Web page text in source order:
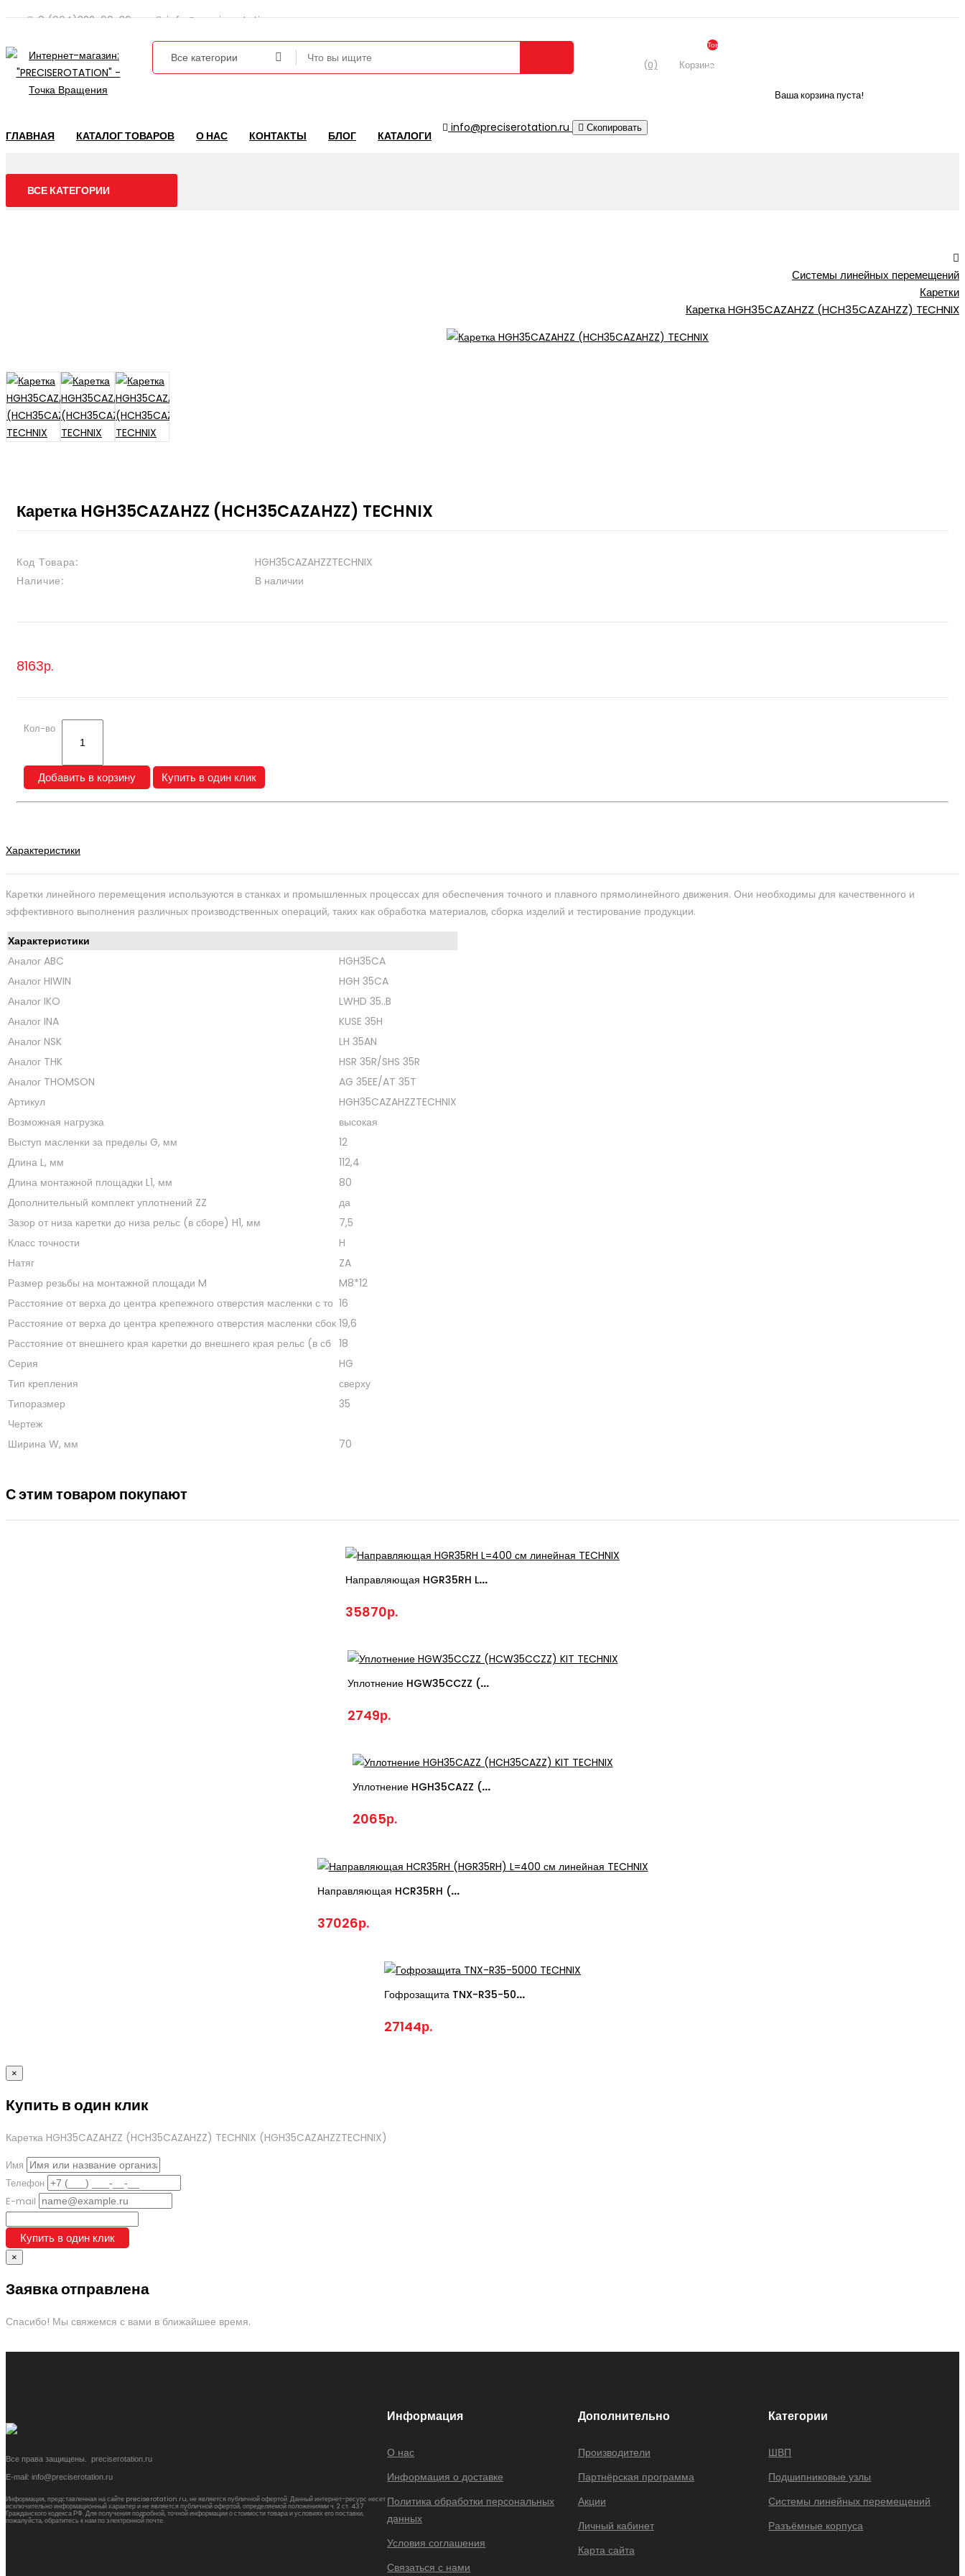
8 (964)332-99-36 info@preciserotation.ru
Корзина
Товаров:
(По
Ваша корзина пуста!
Сравнение (0)
ВСЕ КАТЕГОРИИ
ГЛАВНАЯ КАТАЛОГ ТОВАРОВ О НАС КОНТАКТЫ БЛОГ КАТАЛОГИ
info@preciserotation.ru Скопировать
Системы линейных перемещений
Каретки
Каретка HGH35CAZAHZZ (HCH35CAZAHZZ) TECHNIX
Каретка HGH35CAZAHZZ (HCH35CAZAHZZ) TECHNIX
Код Товара:
HGH35CAZAHZZTECHNIX
Наличие:
В наличии
8163р.
Кол-во
Добавить в корзину Купить в один клик
Характеристики
Каретки линейного перемещения используются в станках и промышленных процессах для обеспечения точного и плавного прямолинейного движения. Они необходимы для качественного и
эффективного выполнения различных производственных операций, таких как обработка материалов, сборка изделий и тестирование продукции.
Характеристики
Аналог ABC
HGH35CA
Аналог HIWIN
HGH 35CA
Аналог IKO
LWHD 35..B
Аналог INA
KUSE 35H
Аналог NSK
LH 35AN
Аналог THK
HSR 35R/SHS 35R
Аналог THOMSON
AG 35EE/AT 35T
Артикул
HGH35CAZAHZZTECHNIX
Возможная нагрузка
высокая
Выступ масленки за пределы G, мм
12
Длина L, мм
112,4
Длина монтажной площадки L1, мм
80
Дополнительный комплект уплотнений ZZ
да
Зазор от низа каретки до низа рельс (в сборе) H1, мм
7,5
Класс точности
H
Натяг
ZA
Размер резьбы на монтажной площади M
M8*12
Расстояние от верха до центра крепежного отверстия масленки с то 16
Расстояние от верха до центра крепежного отверстия масленки сбок 19,6
Расстояние от внешнего края каретки до внешнего края рельс (в сб 18
Серия
HG
Тип крепления
сверху
Типоразмер
35
Чертеж
Ширина W, мм
70
С этим товаром покупают
Направляющая HGR35RH L=400 См Линейная TECHNIX
35870р.
Уплотнение HGW35CCZZ (HCW35CCZZ) KIT TECHNIX
2749р.
Уплотнение HGH35CAZZ (HCH35CAZZ) KIT TECHNIX
2065р.
Направляющая HCR35RH (HGR35RH) L=400 См Линейная TECHNIX
37026р.
Гофрозащита TNX-R35-5000 TECHNIX
27144р.
×
Купить в один клик
Каретка HGH35CAZAHZZ (HCH35CAZAHZZ) TECHNIX (HGH35CAZAHZZTECHNIX)
Имя
Телефон
E-mail
Купить в один клик
×
Заявка отправлена
Спасибо! Мы свяжемся с вами в ближайшее время.
Все права защищены. preciserotation.ru
E-mail: info@preciserotation.ru
Информация, представленная на сайте preciserotation.ru, не является публичной офертой. Данный интернет-ресурс несет
исключительно информационный характер и не является публичной офертой, определяемой положениями ч. 2 ст. 437
Гражданского кодекса РФ. Для получения подробной, точной информации о стоимости товара и условиях его поставки,
пожалуйста, обратитесь к нам по электронной почте.
Информация
О нас
Информация о доставке
Политика обработки персональных
данных
Условия соглашения
Связаться с нами
Дополнительно
Производители
Партнёрская программа
Акции
Личный кабинет
Карта сайта
Категории
ШВП
Подшипниковые узлы
Системы линейных перемещений
Разъёмные корпуса